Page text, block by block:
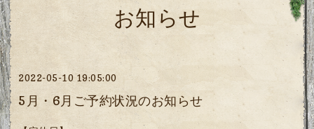
お知らせ
2022-05-10 19:05:00
5月・6月ご予約状況のお知らせ